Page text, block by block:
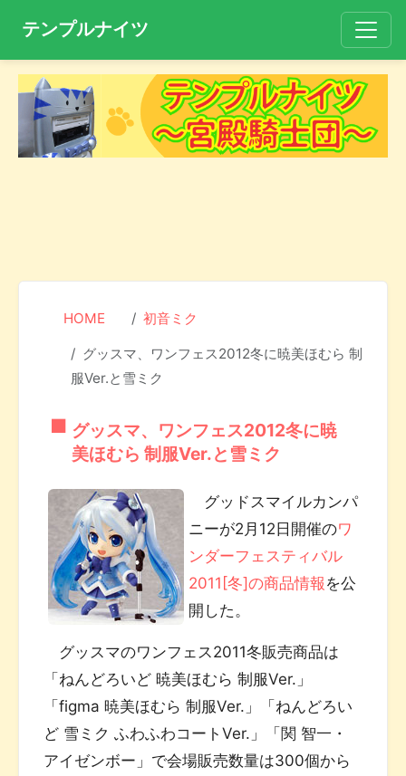
テンプルナイツ
HOME 初音ミク
グッスマ、ワンフェス2012冬に暁美ほむら 制
服Ver.と雪ミク
グッスマ、ワンフェス2012冬に暁
美ほむら 制服Ver.と雪ミク
グッドスマイルカンパ
ニーが2月12日開催のワ
ンダーフェスティバル
2011[冬]の商品情報 を公
開した。
グッスマのワンフェス2011冬販売商品は
「ねんどろいど 暁美ほむら 制服Ver.」
「figma 暁美ほむら 制服Ver.」「ねんどろい
ど 雪ミク ふわふわコートVer.」「関 智一・
アイゼンボー」で会場販売数量は300個から